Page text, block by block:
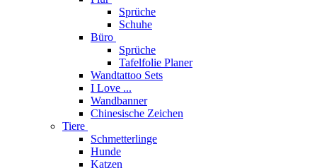
Sprüche
Schuhe
Büro
Sprüche
Tafelfolie Planer
Wandtattoo Sets
I Love ...
Wandbanner
Chinesische Zeichen
Tiere
Schmetterlinge
Hunde
Katzen